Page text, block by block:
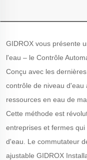
GIDROX vous présente
l'eau – le Contrôle
Conçu avec les
contrôle de niveau
ressources en eau de
Cette méthode est
entreprises et fermes
d'eau. Le commutateur
ajustable GIDROX